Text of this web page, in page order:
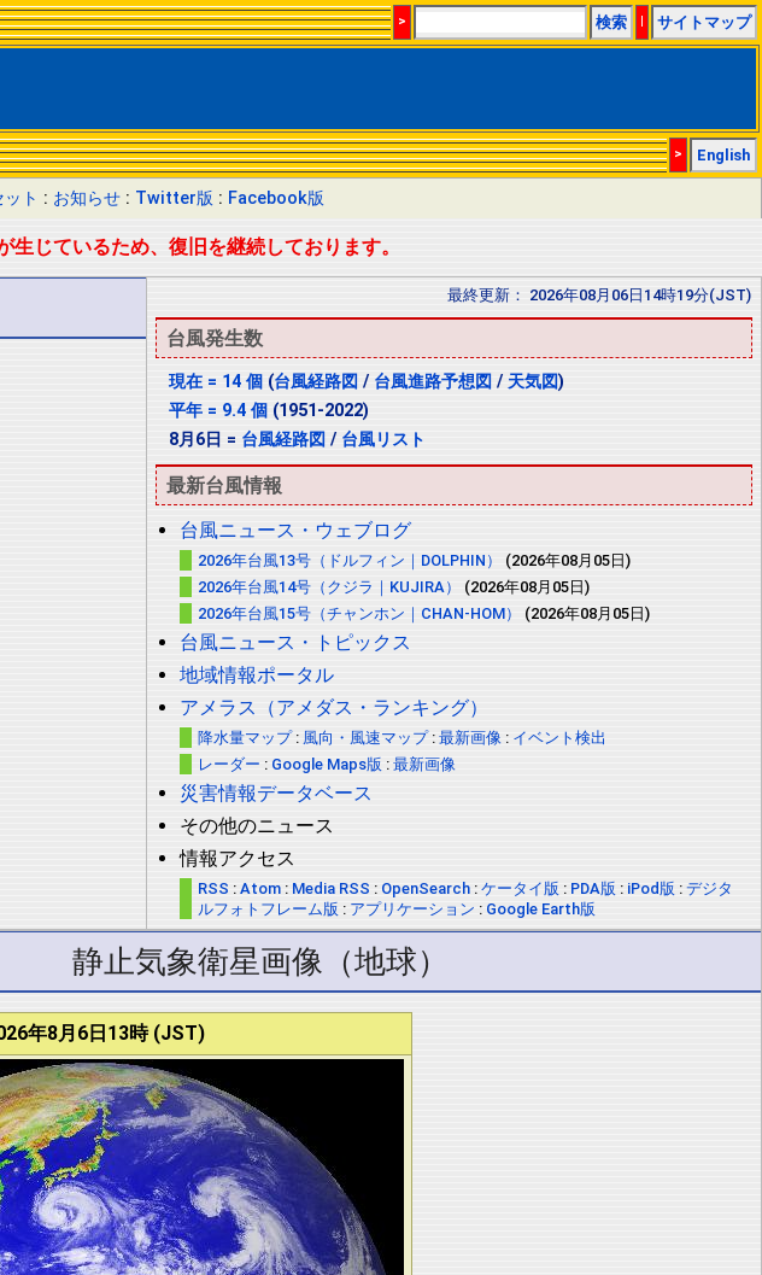
> 検索 | サイトマップ
> English
ト : お知らせ : Twitter版 : Facebook版
じているため、復旧を継続しております。
最終更新： 2026年08月06日14時19分(JST)
台風発生数
現在 = 14 個 (台風経路図 / 台風進路予想図 / 天気図)
平年 = 9.4 個 (1951-2022)
8月6日 = 台風経路図 / 台風リスト
最新台風情報
台風ニュース・ウェブログ
2026年台風13号（ドルフィン｜DOLPHIN）
(2026年08月05日)
2026年台風14号（クジラ｜KUJIRA）
(2026年08月05日)
2026年台風15号（チャンホン｜CHAN-HOM）
(2026年08月05日)
台風ニュース・トピックス
地域情報ポータル
アメラス（アメダス・ランキング）
降水量マップ: 風向・風速マップ:最新画像 : イベント検出
レーダー : Google Maps版 :最新画像
災害情報データベース
その他のニュース
情報アクセス
RSS :Atom : Media RSS : OpenSearch :ケータイ版 : PDA版 : iPod版 :デジタ
ルフォトフレーム版 : アプリケーション : Google Earth版
静止気象衛星画像（地球）
年8月6日13時 (JST)